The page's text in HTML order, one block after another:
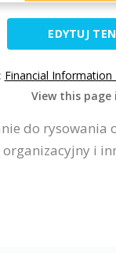
EDYTUJ
Financial Information
View this page
do
i